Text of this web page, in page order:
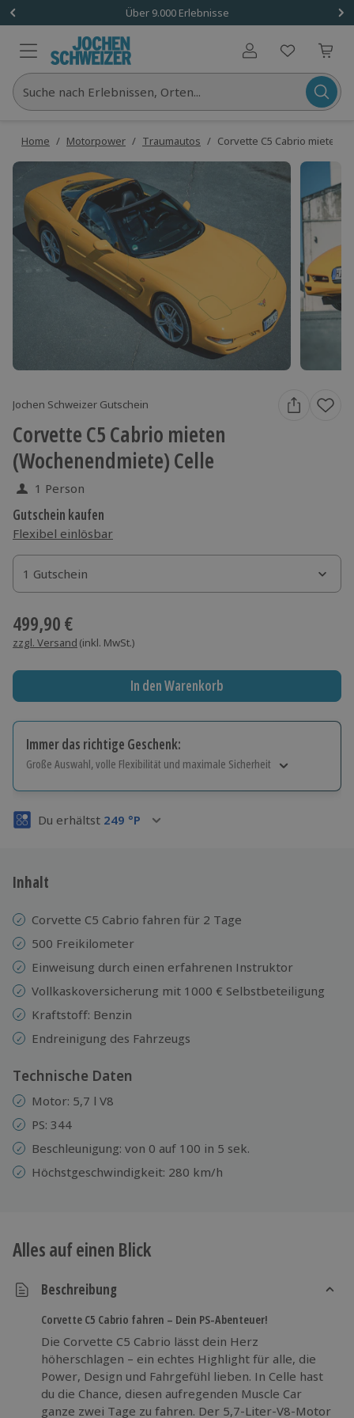
Über 9.000 Erlebnisse
Benutzerkonto
Suche nach Erlebnissen, Orten...
Home / Motorpower / Traumautos / Corvette C5 Cabrio mieten
Jochen Schweizer Gutschein
Corvette C5 Cabrio mieten
(Wochenendmiete) Celle
1 Person
Gutschein kaufen
Flexibel einlösbar
1 Gutschein
1 Gutschein
1 Gutschein
499,90 €
zzgl. Versand (inkl. MwSt.)
In den Warenkorb
Immer das richtige Geschenk:
Große Auswahl, volle Flexibilität und maximale Sicherheit
Volle Flexibilität
3 Jahre gültig & verlängerbar.
Du erhältst 249 °P
Inhalt
Corvette C5 Cabrio fahren für 2 Tage
500 Freikilometer
Einweisung durch einen erfahrenen Instruktor
Vollkaskoversicherung mit 1000 € Selbstbeteiligung
Kraftstoff: Benzin
Endreinigung des Fahrzeugs
Technische Daten
Motor: 5,7 l V8
PS: 344
Beschleunigung: von 0 auf 100 in 5 sek.
Höchstgeschwindigkeit: 280 km/h
Alles auf einen Blick
Beschreibung
Corvette C5 Cabrio fahren – Dein PS-Abenteuer!
Die Corvette C5 Cabrio lässt dein Herz
höherschlagen – ein echtes Highlight für alle, die
Power, Design und Fahrgefühl lieben. In Celle hast
du die Chance, diesen aufregenden Muscle Car
ganze zwei Tage zu fahren. Der 5,7-Liter-V8-Motor